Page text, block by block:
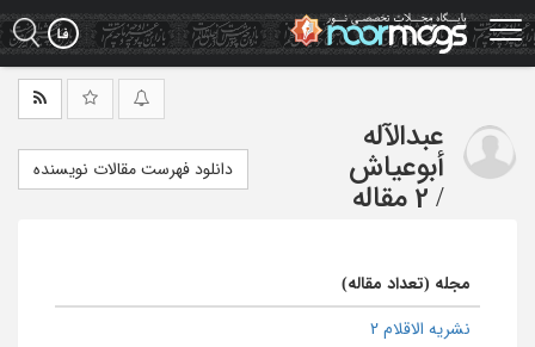
Skip
to
main
عبدالآله
أبوعیاش
/ 2 مقاله
دانلود فهرست مقالات نویسنده
مجله (تعداد مقاله)
نشریه الاقلام 2